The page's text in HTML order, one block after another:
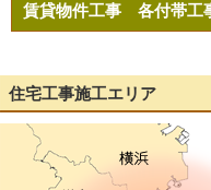
賃貸物件工事 各付帯工
住宅工事施工エリア